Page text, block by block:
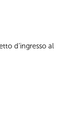
d’ingresso al